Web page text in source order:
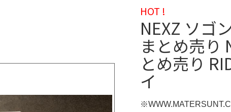
HOT !
NEXZ ソゴ
まとめ売り
とめ売り
イ